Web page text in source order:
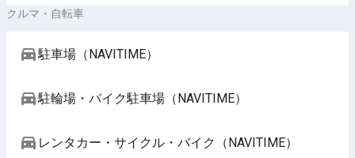
クルマ・自転車
駐車場（NAVITIME）
駐輪場・バイク駐車場（NAVITIME）
レンタカー・サイクル・バイク（NAVITIME）